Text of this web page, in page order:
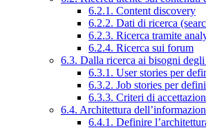
6.2.1. Content discovery
6.2.2. Dati di ricerca
6.2.3. Ricerca tramite
6.2.4. Ricerca sui forum
6.3. Dalla ricerca ai bisogni
6.3.1. User stories per
6.3.2. Job stories per
6.3.3. Criteri di
6.4. Architettura
6.4.1. Definire